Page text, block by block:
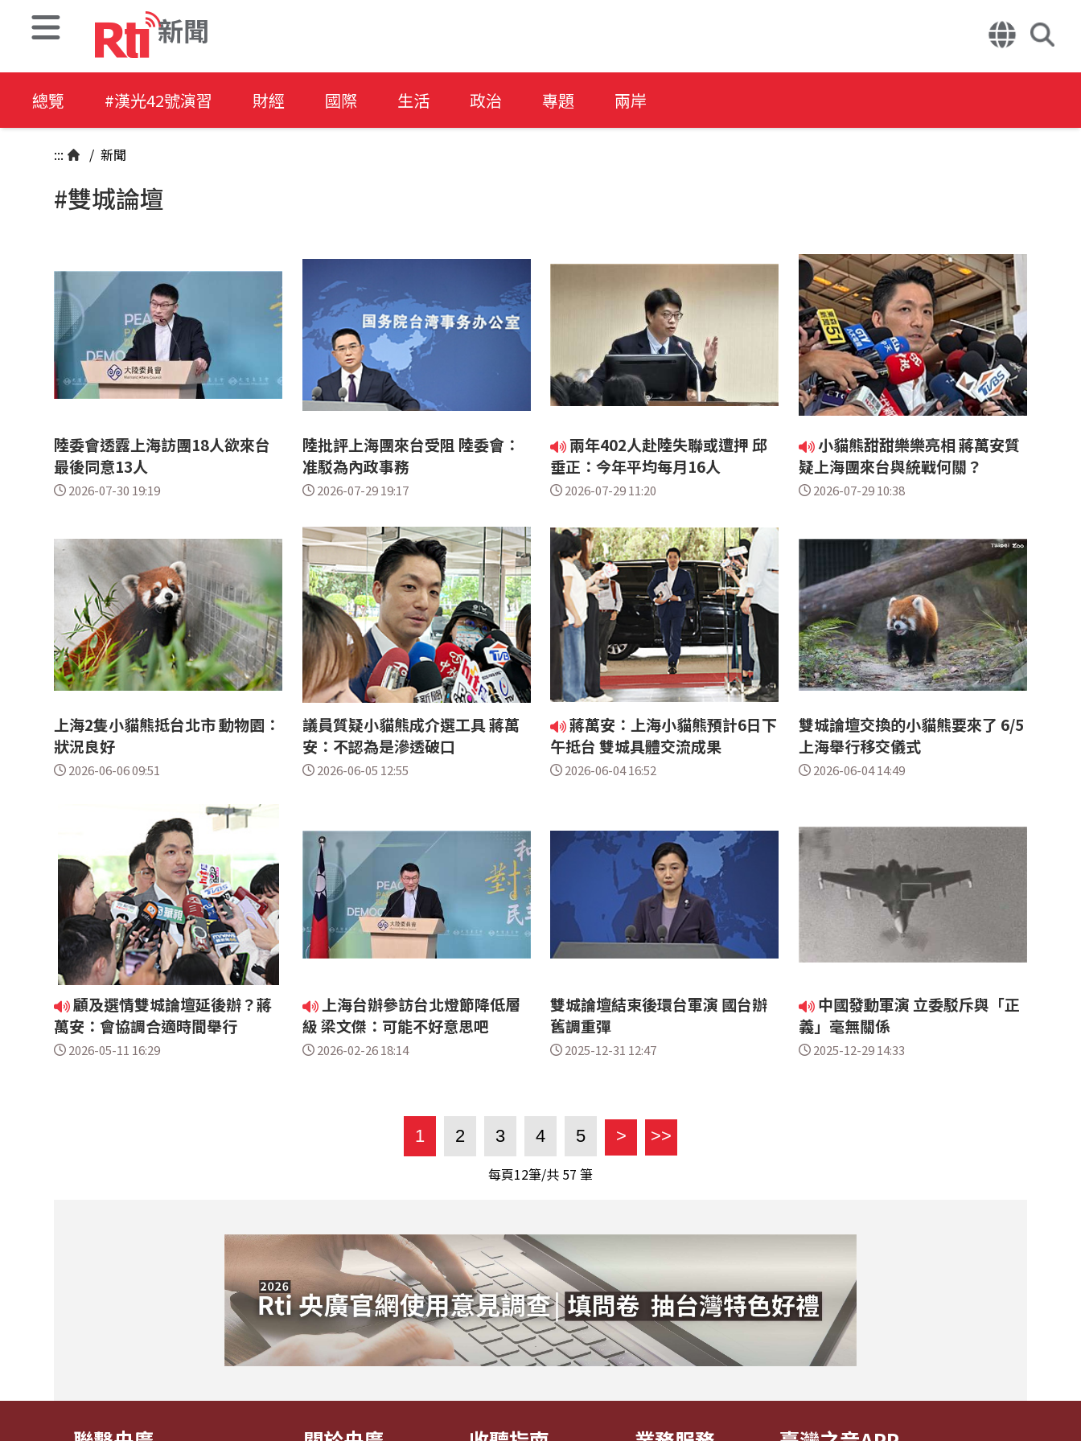
新聞
總覽 #漢光42號演習 財經 國際 生活 政治 專題 兩岸
::: / 新聞
#雙城論壇
陸委會透露上海訪團18人欲來台
最後同意13人
2026-07-30 19:19
陸批評上海團來台受阻 陸委會：
准駁為內政事務
2026-07-29 19:17
兩年402人赴陸失聯或遭押 邱
垂正：今年平均每月16人
2026-07-29 11:20
小貓熊甜甜樂樂亮相 蔣萬安質
疑上海團來台與統戰何關？
2026-07-29 10:38
上海2隻小貓熊抵台北市 動物園：
狀況良好
2026-06-06 09:51
議員質疑小貓熊成介選工具 蔣萬
安：不認為是滲透破口
2026-06-05 12:55
蔣萬安：上海小貓熊預計6日下
午抵台 雙城具體交流成果
2026-06-04 16:52
雙城論壇交換的小貓熊要來了 6/5
上海舉行移交儀式
2026-06-04 14:49
顧及選情雙城論壇延後辦？蔣
萬安：會協調合適時間舉行
2026-05-11 16:29
上海台辦參訪台北燈節降低層
級 梁文傑：可能不好意思吧
2026-02-26 18:14
雙城論壇結束後環台軍演 國台辦
舊調重彈
2025-12-31 12:47
中國發動軍演 立委駁斥與「正
義」毫無關係
2025-12-29 14:33
1 2 3 4 5 > >>
每頁12筆/共 57 筆